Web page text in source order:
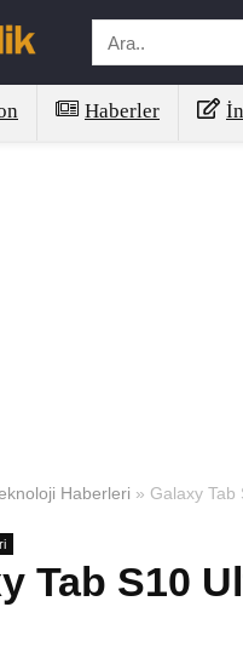
Haberler
Haberleri » Galaxy Tab
Tab S10